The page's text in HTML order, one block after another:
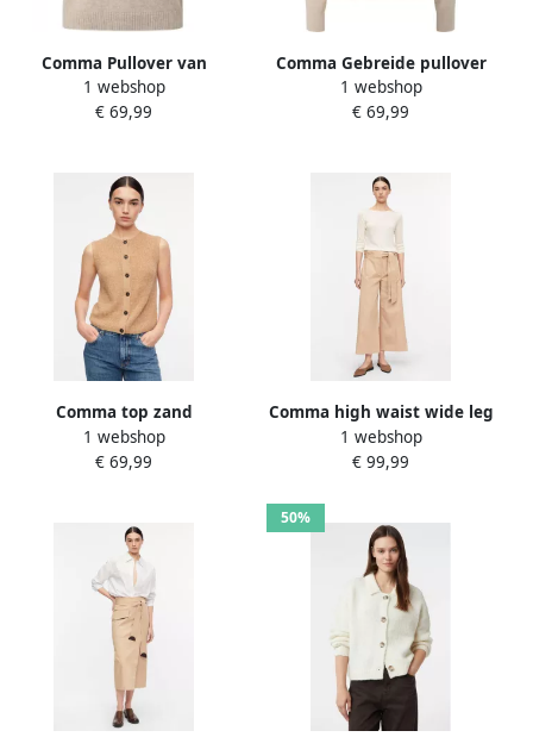
Comma Pullover van
katoenmix in fijntricotlook
1 webshop
€ 69,99
Comma Gebreide pullover
van viscosemix
1 webshop
€ 69,99
Comma top zand
1 webshop
€ 69,99
Comma high waist wide leg
broek met ceintuur beige
1 webshop
€ 99,99
50%